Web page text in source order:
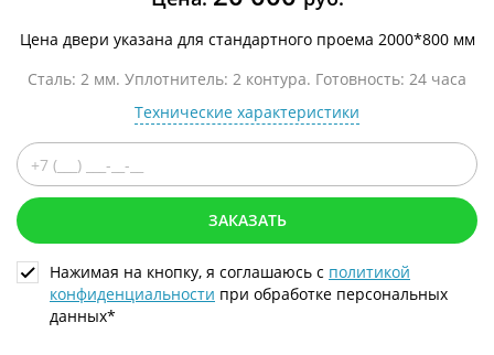
Цена двери указана для стандартного проема 2000*800 мм
Сталь: 2 мм. Уплотнитель: 2 контура. Готовность: 24 часа
Технические характеристики
ЗАКАЗАТЬ
Нажимая на кнопку, я соглашаюсь с политикой
конфиденциальности при обработке персональных
данных*